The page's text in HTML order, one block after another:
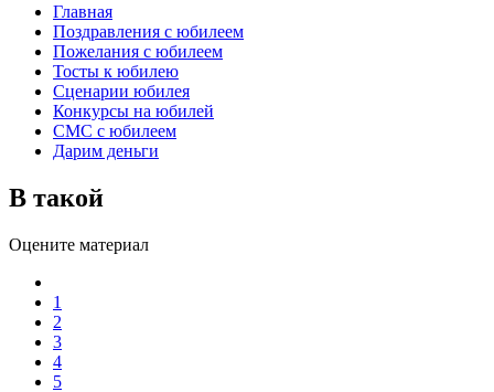
Главная
Поздравления с юбилеем
Пожелания с юбилеем
Тосты к юбилею
Сценарии юбилея
Конкурсы на юбилей
СМС с юбилеем
Дарим деньги
В такой
Оцените материал
1
2
3
4
5